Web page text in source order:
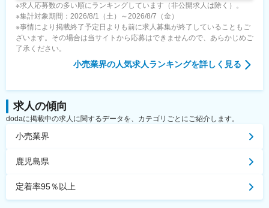
駅(静岡鉄道線)、猿猴橋町駅、横川一丁目駅、修大協創中高前駅、
山陽女学園前駅、立町駅、西大寺町・岡山芸術創造劇場ハレノワ
前駅
※求人応募数の多い順にランキングしています（非公開求人は除く）。
※集計対象期間：2026/8/1（土）～2026/8/7（金）
※事情により掲載終了予定日よりも前に求人募集が終了していることもご
ざいます。その場合は当サイトから応募はできませんので、あらかじめご
了承ください。
小売業界の人気求人ランキングを詳しく見る
求人の傾向
dodaに掲載中の求人に関するデータを、カテゴリごとにご紹介します。
小売業界
鹿児島県
定着率95％以上